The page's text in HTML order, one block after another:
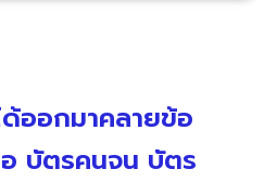
ออกมาคลายข้อ
บัตรคนจน บัตร